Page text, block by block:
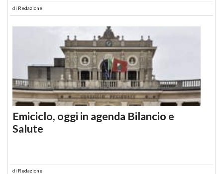
di Redazione
Emiciclo, oggi in agenda Bilancio e
Salute
di Redazione